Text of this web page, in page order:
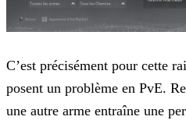
C’est précisément pour cette
posent un problème en PvE.
une autre arme entraîne une